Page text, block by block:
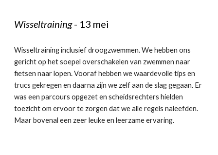
Wisseltraining- 13 mei
Wisseltraining inclusief droogzwemmen. We hebben ons
gericht op het soepel overschakelen van zwemmen naar
fietsen naar lopen. Vooraf hebben we waardevolle tips en
trucs gekregen en daarna zijn we zelf aan de slag gegaan. Er
was een parcours opgezet en scheidsrechters hielden
toezicht om ervoor te zorgen dat we alle regels naleefden.
Maar bovenal een zeer leuke en leerzame ervaring.